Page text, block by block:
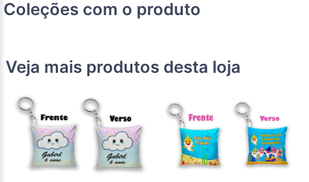
Coleções com o produto
Veja mais produtos desta loja